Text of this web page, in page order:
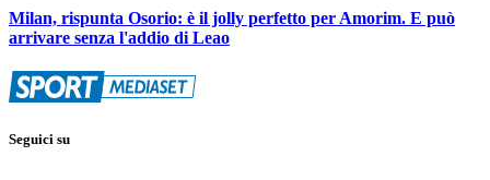
Milan, rispunta Osorio: è il jolly perfetto per Amorim. E può
arrivare senza l'addio di Leao
Seguici su